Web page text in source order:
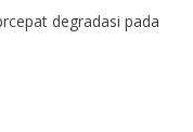
degradasi pada